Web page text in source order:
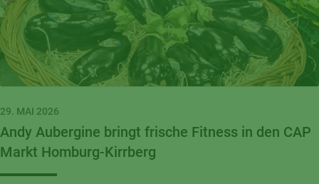
29. MAI 2026
Andy Aubergine bringt frische Fitness in den CAP
Markt Homburg-Kirrberg